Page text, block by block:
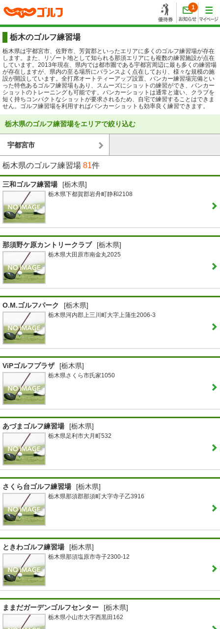
1
栃木のゴルフ練習場
栃木県は宇都宮市、佐野市、芳賀郡といったエリアに多くのゴルフ練習場が存在
します。また、リゾート地として知られる那須エリアにも複数の練習施設が点在
しています。2013年現在、県内では都市圏である宇都宮周辺に最も多くの練習場
が存在しますが、県内の至る場所にバランスよく点在しており、様々な規模の施
設が開設しています。全打席オートティーアップ設置、バンカー練習場完備とい
った特色あるゴルフ練習場もあり、スムーズにショットの練習ができ、バンカー
ショットのトレーニングも可能です。バンカーショットは通常と違い、クラブを
短く持ちコンパクトなショットが要求されるため、自宅で練習することはできま
せん。ゴルフ練習場を利用すればバンカーショットも効率良く練習できます。
栃木県のゴルフ練習場をエリアで絞り込む
宇都宮市
栃木県のゴルフ練習場 81件
三和ゴルフ練習場 [栃木県]
栃木県下都賀郡岩舟町静和2108
那須野ケ原カントリークラブ [栃木県]
栃木県大田原市南金丸2025
O.M.ゴルフパーク [栃木県]
栃木県河内郡上三川町大字上蒲生2006-3
ViPゴルフプラザ [栃木県]
栃木県さくら市氏家1050
あづまゴルフ練習場 [栃木県]
栃木県足利市大月町532
さくら台ゴルフ練習場 [栃木県]
栃木県那須郡那須町大字寺子乙3916
ときわゴルフ練習場 [栃木県]
栃木県那須塩原市寺子2300-12
ままだガーデンゴルフセンター [栃木県]
栃木県小山市大字西黒田162